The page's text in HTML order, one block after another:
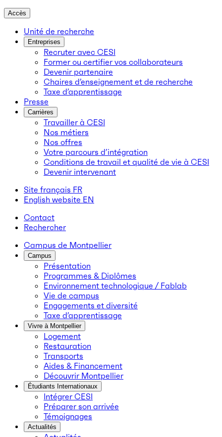
Accès
Unité de recherche
Entreprises
Recruter avec CESI
Former ou certifier vos collaborateurs
Devenir partenaire
Chaires d’enseignement et de recherche
Taxe d’apprentissage
Presse
Carrières
Travailler à CESI
Nos métiers
Nos offres
Votre parcours d’intégration
Conditions de travail et qualité de vie à CESI
Devenir intervenant
Site français FR
English website EN
Contact
Rechercher
Campus de Montpellier
Campus
Présentation
Programmes & Diplômes
Environnement technologique / Fablab
Vie de campus
Engagements et diversité
Taxe d’apprentissage
Vivre à Montpellier
Logement
Restauration
Transports
Aides & Financement
Découvrir Montpellier
Étudiants Internationaux
Intégrer CESI
Préparer son arrivée
Témoignages
Actualités